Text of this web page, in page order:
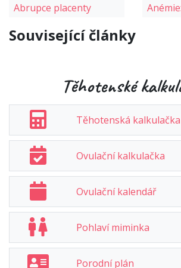
Abrupce placenty
Anémie:
Související články
Těhotenské
Těhotenská kalkulačka
Ovulační kalkulačka
Ovulační kalendář
Pohlaví miminka
Porodní plán